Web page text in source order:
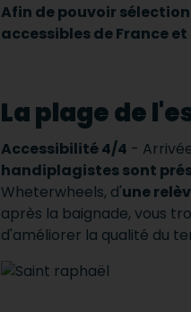
Afin de pouvoir
accessibles de France
La plage de
Accessibilité 4/4 -
handiplagistes sont
Wheterwheels, d'une
après la baignade, vous
d'améliorer la qualité du